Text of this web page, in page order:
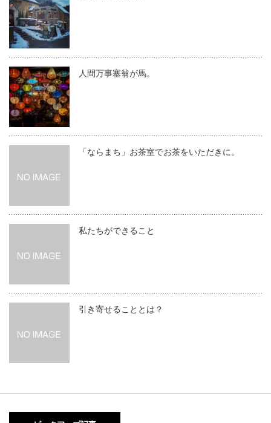
人間万事塞翁が馬。
「ならまち」お茶室でお茶をいただきに。
私たちができること
引き寄せることとは？